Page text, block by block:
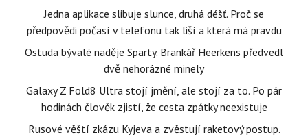
Jedna aplikace slibuje slunce, druhá déšť. Proč se
předpovědi počasí v telefonu tak liší a která má pravdu
Ostuda bývalé naděje Sparty. Brankář Heerkens předvedl
dvě nehorázné minely
Galaxy Z Fold8 Ultra stojí jmění, ale stojí za to. Po pár
hodinách člověk zjistí, že cesta zpátky neexistuje
Rusové věští zkázu Kyjeva a zvěstují raketový postup.